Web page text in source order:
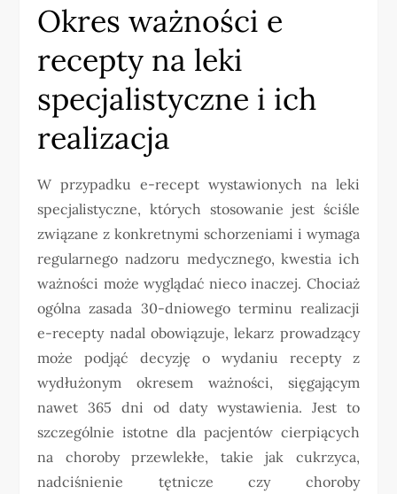
Okres ważności e
recepty na leki
specjalistyczne i ich
realizacja
W przypadku e-recept wystawionych na leki
specjalistyczne, których stosowanie jest ściśle
związane z konkretnymi schorzeniami i wymaga
regularnego nadzoru medycznego, kwestia ich
ważności może wyglądać nieco inaczej. Chociaż
ogólna zasada 30-dniowego terminu realizacji
e-recepty nadal obowiązuje, lekarz prowadzący
może podjąć decyzję o wydaniu recepty z
wydłużonym okresem ważności, sięgającym
nawet 365 dni od daty wystawienia. Jest to
szczególnie istotne dla pacjentów cierpiących
na choroby przewlekłe, takie jak cukrzyca,
nadciśnienie tętnicze czy choroby